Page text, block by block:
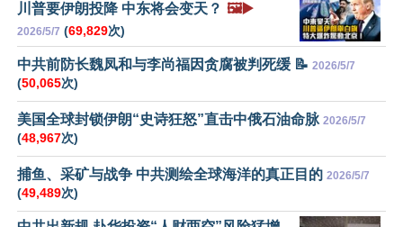
川普要伊朗投降 中东将会变天？ 🖼️▶️
2026/5/7 (69,829次)
中共前防长魏凤和与李尚福因贪腐被判死缓 📝 2026/5/7
(50,065次)
美国全球封锁伊朗“史诗狂怒”直击中俄石油命脉 2026/5/7
(48,967次)
捕鱼、采矿与战争 中共测绘全球海洋的真正目的 2026/5/7
(49,489次)